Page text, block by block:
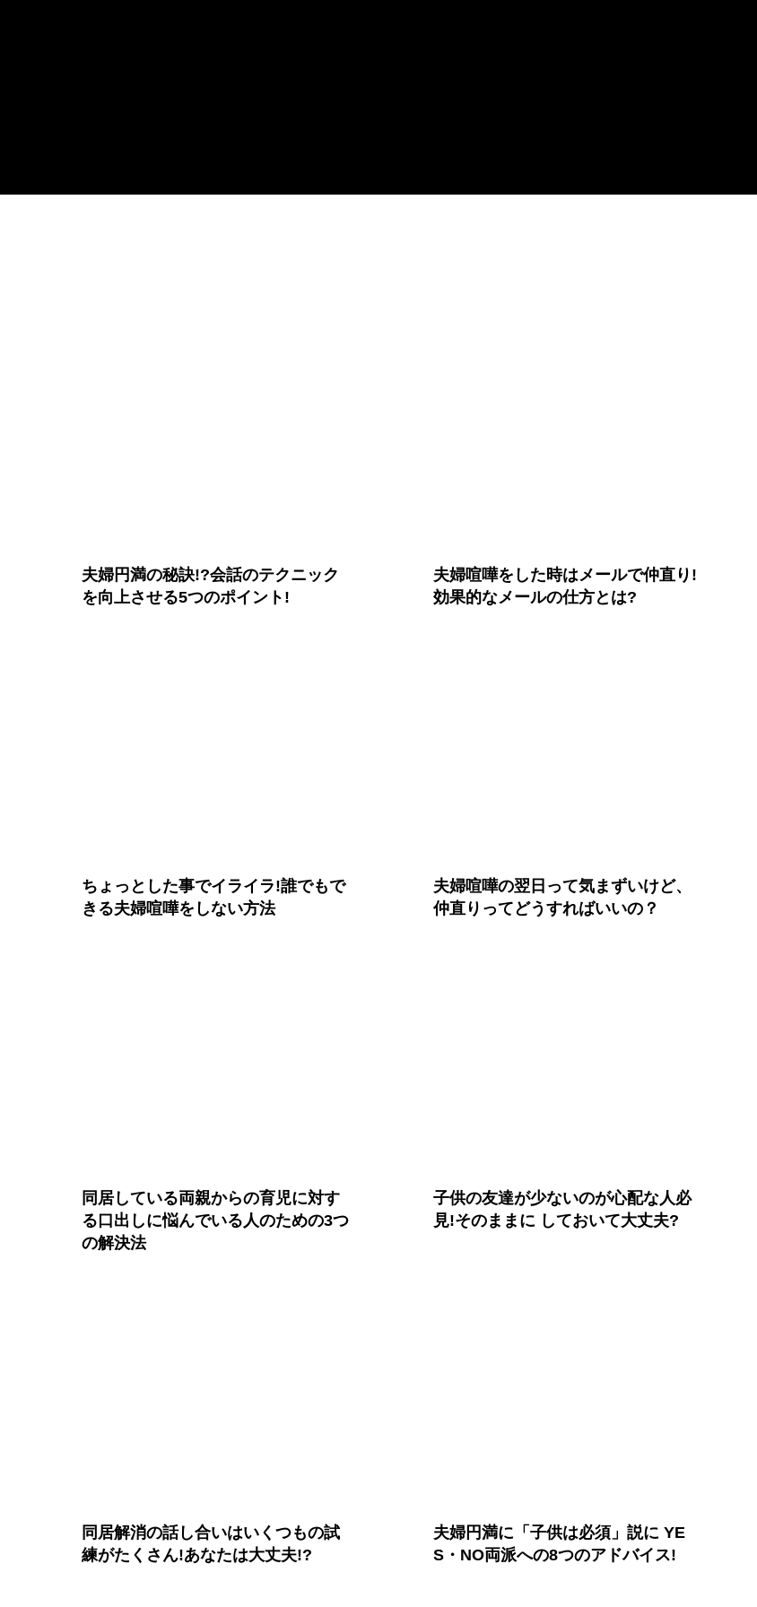
夫婦円満の秘訣!?会話のテクニック
を向上させる5つのポイント!
夫婦喧嘩をした時はメールで仲直り!
効果的なメールの仕方とは?
ちょっとした事でイライラ!誰でもで
きる夫婦喧嘩をしない方法
夫婦喧嘩の翌日って気まずいけど、
仲直りってどうすればいいの？
同居している両親からの育児に対す
る口出しに悩んでいる人のための3つ
の解決法
子供の友達が少ないのが心配な人必
見!そのままに しておいて大丈夫?
同居解消の話し合いはいくつもの試
練がたくさん!あなたは大丈夫!?
夫婦円満に「子供は必須」説に YE
S・NO両派への8つのアドバイス!